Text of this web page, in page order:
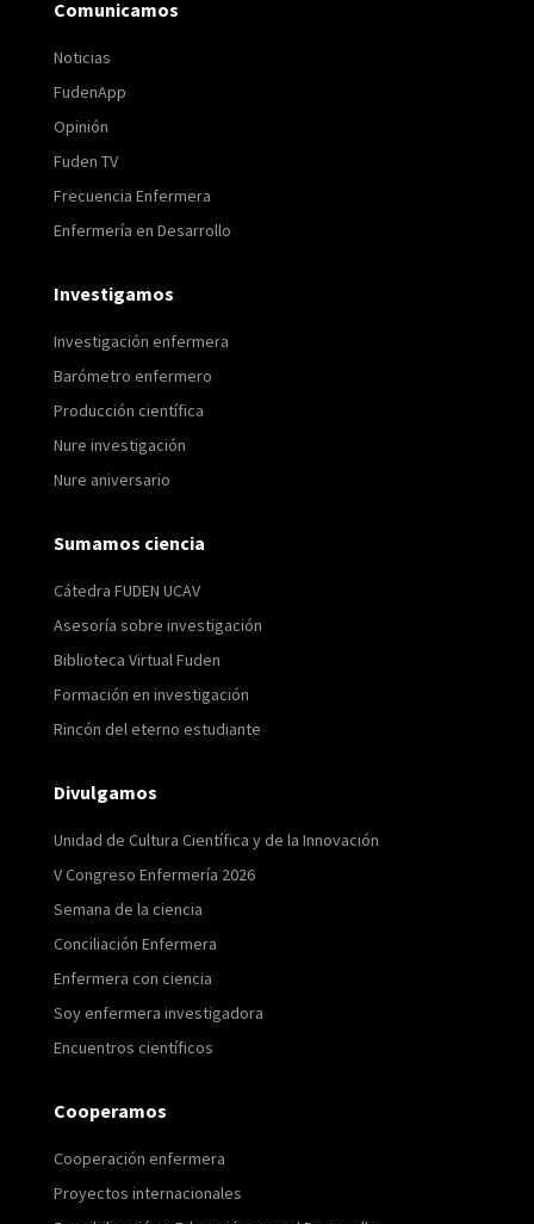
Comunicamos
Noticias
FudenApp
Opinión
Fuden TV
Frecuencia Enfermera
Enfermería en Desarrollo
Investigamos
Investigación enfermera
Barómetro enfermero
Producción científica
Nure investigación
Nure aniversario
Sumamos ciencia
Cátedra FUDEN UCAV
Asesoría sobre investigación
Biblioteca Virtual Fuden
Formación en investigación
Rincón del eterno estudiante
Divulgamos
Unidad de Cultura Científica y de la Innovación
V Congreso Enfermería 2026
Semana de la ciencia
Conciliación Enfermera
Enfermera con ciencia
Soy enfermera investigadora
Encuentros científicos
Cooperamos
Cooperación enfermera
Proyectos internacionales